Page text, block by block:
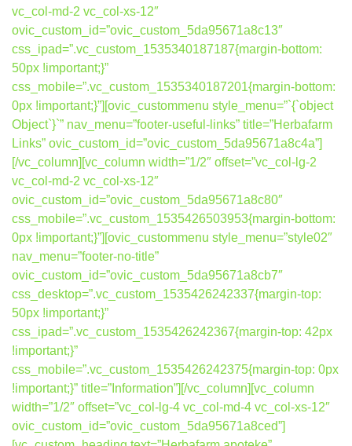
vc_col-md-2 vc_col-xs-12″
ovic_custom_id=”ovic_custom_5da95671a8c13″
css_ipad=”.vc_custom_1535340187187{margin-bottom:
50px !important;}”
css_mobile=”.vc_custom_1535340187201{margin-bottom:
0px !important;}”][ovic_custommenu style_menu=”`{`object
Object`}`” nav_menu=”footer-useful-links” title=”Herbafarm
Links” ovic_custom_id=”ovic_custom_5da95671a8c4a”]
[/vc_column][vc_column width=”1/2″ offset=”vc_col-lg-2
vc_col-md-2 vc_col-xs-12″
ovic_custom_id=”ovic_custom_5da95671a8c80″
css_mobile=”.vc_custom_1535426503953{margin-bottom:
0px !important;}”][ovic_custommenu style_menu=”style02″
nav_menu=”footer-no-title”
ovic_custom_id=”ovic_custom_5da95671a8cb7″
css_desktop=”.vc_custom_1535426242337{margin-top:
50px !important;}”
css_ipad=”.vc_custom_1535426242367{margin-top: 42px
!important;}”
css_mobile=”.vc_custom_1535426242375{margin-top: 0px
!important;}” title=”Information”][/vc_column][vc_column
width=”1/2″ offset=”vc_col-lg-4 vc_col-md-4 vc_col-xs-12″
ovic_custom_id=”ovic_custom_5da95671a8ced”]